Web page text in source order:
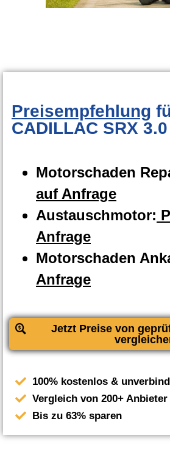
Preisempfehlung
CADILLAC SRX 3.0
Motorschaden
auf Anfrage
Austauschmotor:
Anfrage
Motorschaden
Anfrage
Jetzt Preise von
100% kostenlos &
Vergleich von 200+ Anbieter
Bis zu 63% sparen